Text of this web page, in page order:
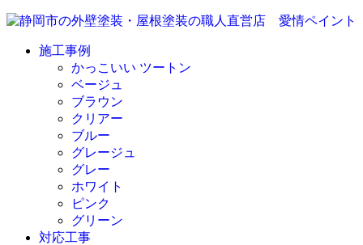
施工事例
かっこいい ツートン
ベージュ
ブラウン
クリアー
ブルー
グレージュ
グレー
ホワイト
ピンク
グリーン
対応工事